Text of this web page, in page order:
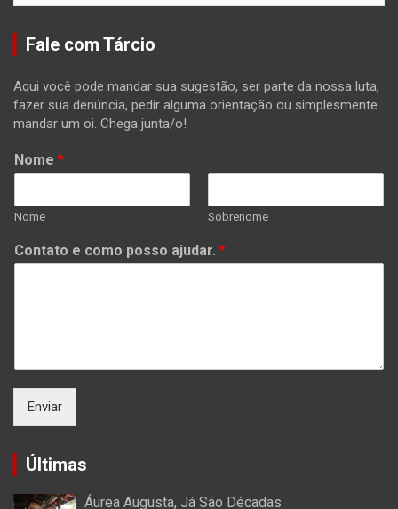
Fale com Tárcio
Aqui você pode mandar sua sugestão, ser parte da nossa luta,
fazer sua denúncia, pedir alguma orientação ou simplesmente
mandar um oi. Chega junta/o!
Nome *
Nome Sobrenome
Contato e como posso ajudar. *
Enviar
Últimas
Áurea Augusta, Já São Décadas